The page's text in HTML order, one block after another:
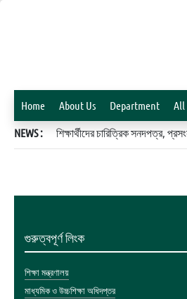
Home About Us Department All
NEWS : শিক্ষার্থীদের চারিত্রিক সনদপত্র,
গুরুত্বপূর্ণ লিংক
শিক্ষা মন্ত্রণালয়
মাধ্যমিক ও উচ্চশিক্ষা অধিদপ্তর